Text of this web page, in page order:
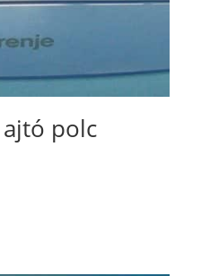
polc